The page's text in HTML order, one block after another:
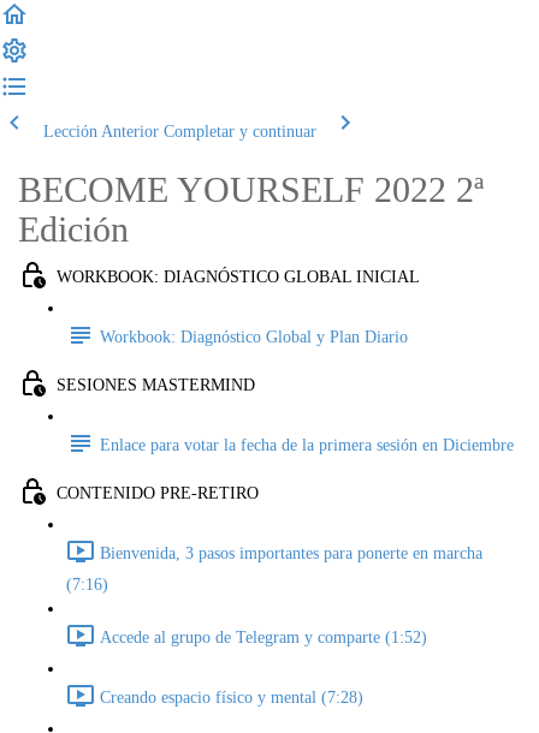
Lección Anterior Completar y continuar
BECOME YOURSELF 2022 2ª
Edición
WORKBOOK: DIAGNÓSTICO GLOBAL INICIAL
Workbook: Diagnóstico Global y Plan Diario
SESIONES MASTERMIND
Enlace para votar la fecha de la primera sesión en Diciembre
CONTENIDO PRE-RETIRO
Bienvenida, 3 pasos importantes para ponerte en marcha
(7:16)
Accede al grupo de Telegram y comparte (1:52)
Creando espacio físico y mental (7:28)